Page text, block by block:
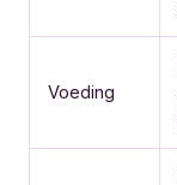
Voeding